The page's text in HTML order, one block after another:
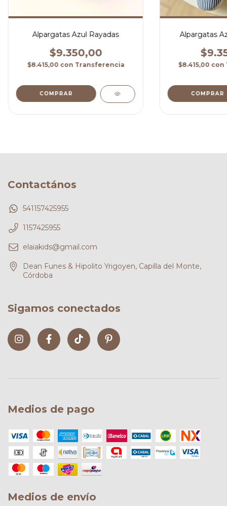
Alpargatas Azul Rayadas
$9.350,00
$8.415,00 con Transferencia
COMPRAR
Alpargatas
$8.415,00 con
COMPRAR
Contactános
541157425955
1157425955
elaiakids@gmail.com
Dean Funes & Hipolito Yrigoyen, Capilla del Monte,
Córdoba
Sigamos conectados
Medios de pago
Medios de envío